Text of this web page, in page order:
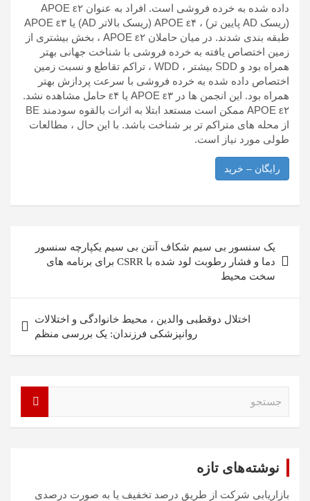
داده شده به خرده فروشی است. افراد به عنوان APOE ε۲
(ریسک AD پایین تر) ، APOE ε۴ (ریسک بالاتر AD) یا APOE ε۳
طبقه بندی شدند. در میان حاملان APOE ε۲ ، بخش بیشتری از
زمین اختصاص یافته به خرده فروشی با شناخت جهانی بهتر
همراه بود و SDD بیشتر ، WDD ، تراکم تقاطع و نسبت زمین
اختصاص داده شده به خرده فروشی با سرعت پردازش بهتر
همراه بود. این انجمن ها در APOE ε۳ یا ε۴ حامل مشاهده نشد.
APOE ε۲ ممکن است مستعد ابتلا به اثرات بالقوه سودمند BE
از محله های متراکم تر بر شناخت باشد. با این حال ، مطالعات
طولی مورد نیاز است.
رایگان – خرید
نوشته
یک سنسور بی سیم شکاف آنتن بی سیم یکپارچه سنسور
دما و فشار رطوبت لود شده با CSRR برای برنامه های
سخت محیط
اختلال دوقطبی والدین ، ​​محیط خانوادگی و اختلالات
روانپزشکی فرزندان: یک بررسی منظم
نوشته‌های تازه
بازاریابی شرکت از طریق درصد تخفیف یا به صورت درصدی